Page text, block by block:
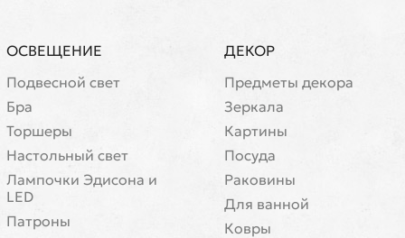
ОСВЕЩЕНИЕ
Подвесной свет
Бра
Торшеры
Настольный свет
Лампочки Эдисона и
LED
Патроны
ДЕКОР
Предметы декора
Зеркала
Картины
Посуда
Раковины
Для ванной
Ковры